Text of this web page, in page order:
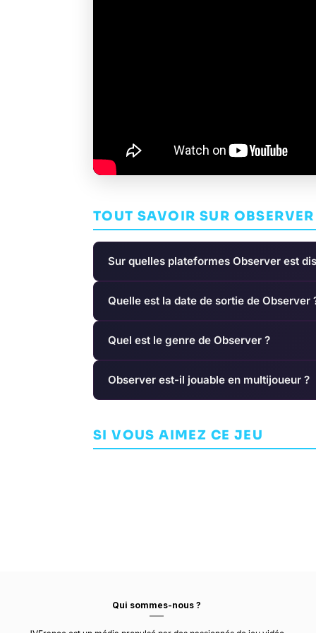
TOUT SAVOIR SUR OBSERVER
Sur quelles plateformes Observer est
Quelle est la date de sortie de Observer
Quel est le genre de Observer ?
Observer est-il jouable en multijoueur ?
SI VOUS AIMEZ CE JEU
High on Life 2 Vampyr
Qui sommes-nous ?